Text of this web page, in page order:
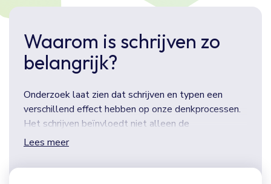
Waarom is schrijven zo
belangrijk?
Onderzoek laat zien dat schrijven en typen een
verschillend effect hebben op onze denkprocessen.
Het schrijven beïnvloedt niet alleen de
schrijfvaardigheid, maar ook de leesvaardigheid.
Op de basisschool leren kinderen schrijven. In groep
Lees meer